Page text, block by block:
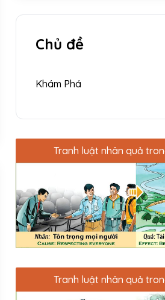
Chủ đề
Khám Phá
Tranh luật nhân quả
Tranh luật nhân quả